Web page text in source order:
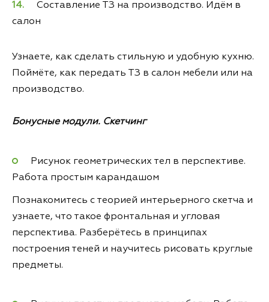
Составление ТЗ на производство. Идём в
салон
Узнаете, как сделать стильную и удобную кухню.
Поймёте, как передать ТЗ в салон мебели или на
производство.
Бонусные модули. Скетчинг
Рисунок геометрических тел в перспективе.
Работа простым карандашом
Познакомитесь с теорией интерьерного скетча и
узнаете, что такое фронтальная и угловая
перспектива. Разберётесь в принципах
построения теней и научитесь рисовать круглые
предметы.